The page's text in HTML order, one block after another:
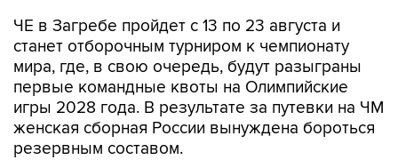
ЧЕ в Загребе пройдет с 13 по 23 августа и
станет отборочным турниром к чемпионату
мира, где, в свою очередь, будут разыграны
первые командные квоты на Олимпийские
игры 2028 года. В результате за путевки на ЧМ
женская сборная России вынуждена бороться
резервным составом.